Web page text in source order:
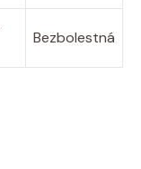
Bezbolestná